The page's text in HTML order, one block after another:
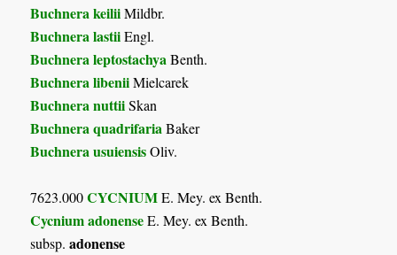
Buchnera keiliiMildbr.
Buchnera lastiiEngl.
Buchnera leptostachya Benth.
Buchnera libeniiMielcarek
Buchnera nuttiiSkan
Buchnera quadrifaria Baker
Buchnera usuiensisOliv.
7623.000CYCNIUME. Mey. ex Benth.
Cycnium adonenseE. Mey. ex Benth.
subsp.adonense